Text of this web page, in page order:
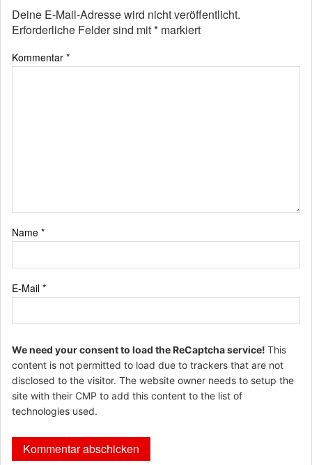
Deine E-Mail-Adresse wird nicht veröffentlicht.
Erforderliche Felder sind mit* markiert
Kommentar *
Name *
E-Mail *
We need your consent to load the ReCaptcha service! This
content is not permitted to load due to trackers that are not
disclosed to the visitor. The website owner needs to setup the
site with their CMP to add this content to the list of
technologies used.